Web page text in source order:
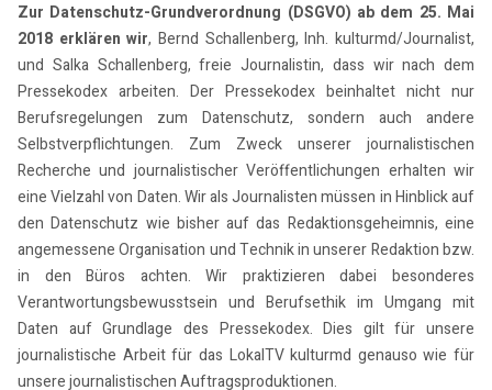
Zur Datenschutz-Grundverordnung (DSGVO) ab dem 25. Mai
2018 erklären wir, Bernd Schallenberg, Inh. kulturmd/Journalist,
und Salka Schallenberg, freie Journalistin, dass wir nach dem
Pressekodex arbeiten. Der Pressekodex beinhaltet nicht nur
Berufsregelungen zum Datenschutz, sondern auch andere
Selbstverpflichtungen. Zum Zweck unserer journalistischen
Recherche und journalistischer Veröffentlichungen erhalten wir
eine Vielzahl von Daten. Wir als Journalisten müssen in Hinblick auf
den Datenschutz wie bisher auf das Redaktionsgeheimnis, eine
angemessene Organisation und Technik in unserer Redaktion bzw.
in den Büros achten. Wir praktizieren dabei besonderes
Verantwortungsbewusstsein und Berufsethik im Umgang mit
Daten auf Grundlage des Pressekodex. Dies gilt für unsere
journalistische Arbeit für das LokalTV kulturmd genauso wie für
unsere journalistischen Auftragsproduktionen.